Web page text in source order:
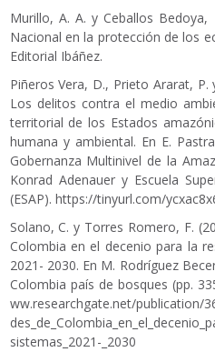
Murillo, A. A. y Ceballos
Nacional en la protección de los
Editorial Ibáñez.
Piñeros Vera, D., Prieto Ararat,
Los delitos contra el medio
territorial de los Estados
humana y ambiental. En E.
Gobernanza Multinivel de la
Konrad Adenauer y Escuela
(ESAP). https://tinyurl.com/
Solano, C. y Torres Romero, F.
Colombia en el decenio para la
2021- 2030. En M. Rodríguez
Colombia país de bosques (pp.
ww.researchgate.net/publication/
sistemas_2021-_2030